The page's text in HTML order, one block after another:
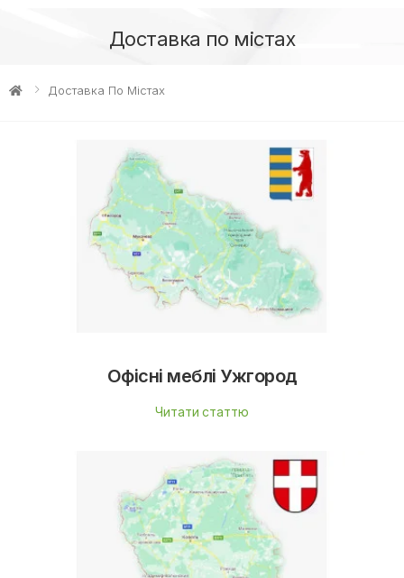
Доставка по містах
Доставка По Містах
Офісні меблі Ужгород
Читати статтю